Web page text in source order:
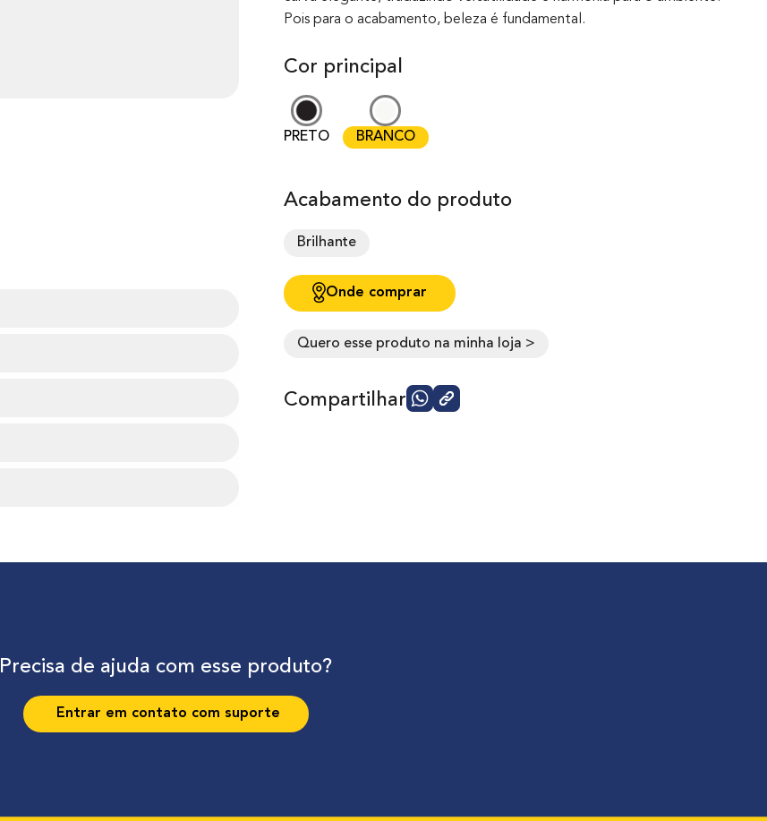
Pois para o acabamento, beleza é fundamental.
Cor principal
PRETO BRANCO
Acabamento do produto
Brilhante
Onde comprar
Quero esse produto na minha loja >
Compartilhar
Precisa de ajuda com esse produto?
Entrar em contato com suporte